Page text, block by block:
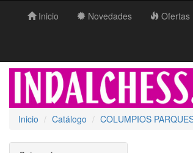
Inicio Novedades Ofertas
Inicio Catálogo COLUMPIOS